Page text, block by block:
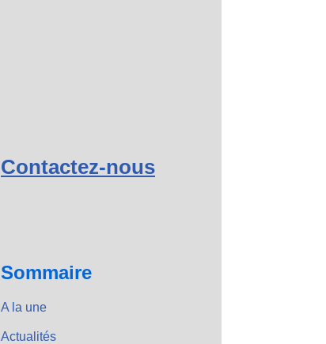
Contactez-nous
Sommaire
A la une
Actualités